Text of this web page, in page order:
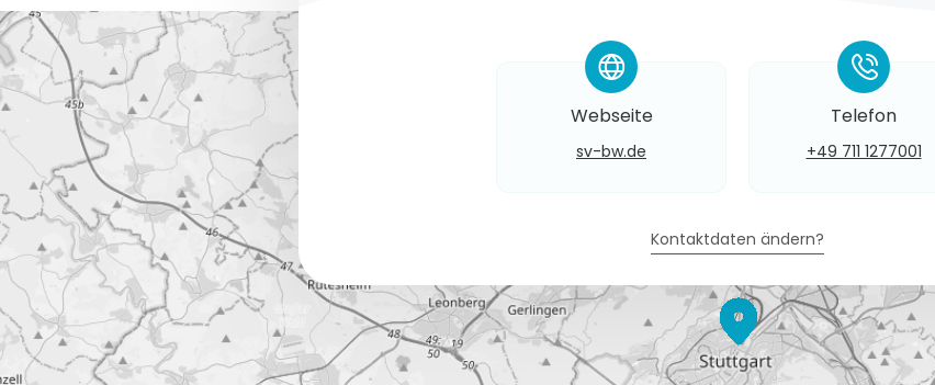
*
Webseite
sv-bw.de
*
Telefon
+49 711 1277001
Kontaktdaten ändern?